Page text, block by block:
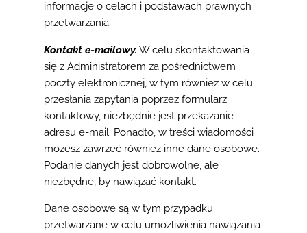
informacje o celach i podstawach prawnych
przetwarzania.
Kontakt e-mailowy. W celu skontaktowania
się z Administratorem za pośrednictwem
poczty elektronicznej, w tym również w celu
przesłania zapytania poprzez formularz
kontaktowy, niezbędnie jest przekazanie
adresu e-mail. Ponadto, w treści wiadomości
możesz zawrzeć również inne dane osobowe.
Podanie danych jest dobrowolne, ale
niezbędne, by nawiązać kontakt.
Dane osobowe są w tym przypadku
przetwarzane w celu umożliwienia nawiązania